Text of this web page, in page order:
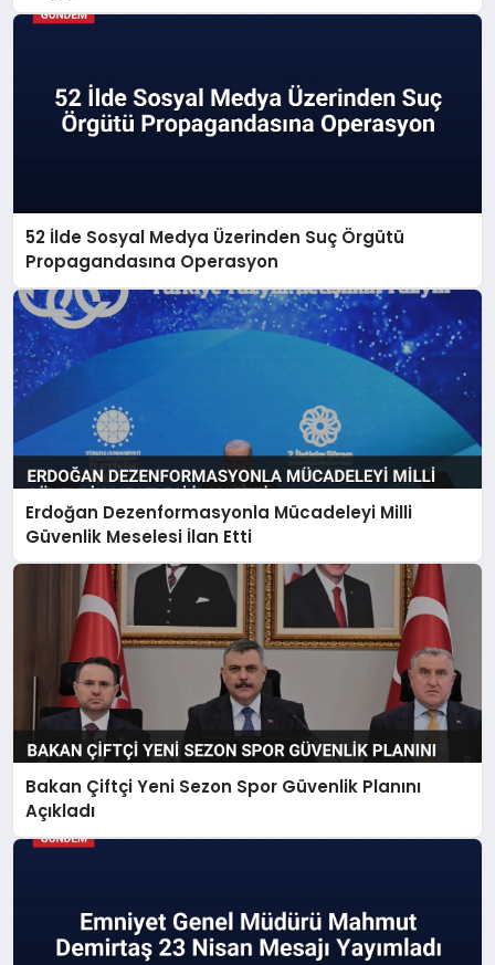
52 İlde Sosyal Medya Üzerinden Suç Örgütü
Propagandasına Operasyon
Erdoğan Dezenformasyonla Mücadeleyi Milli
Güvenlik Meselesi İlan Etti
Bakan Çiftçi Yeni Sezon Spor Güvenlik Planını
Açıkladı